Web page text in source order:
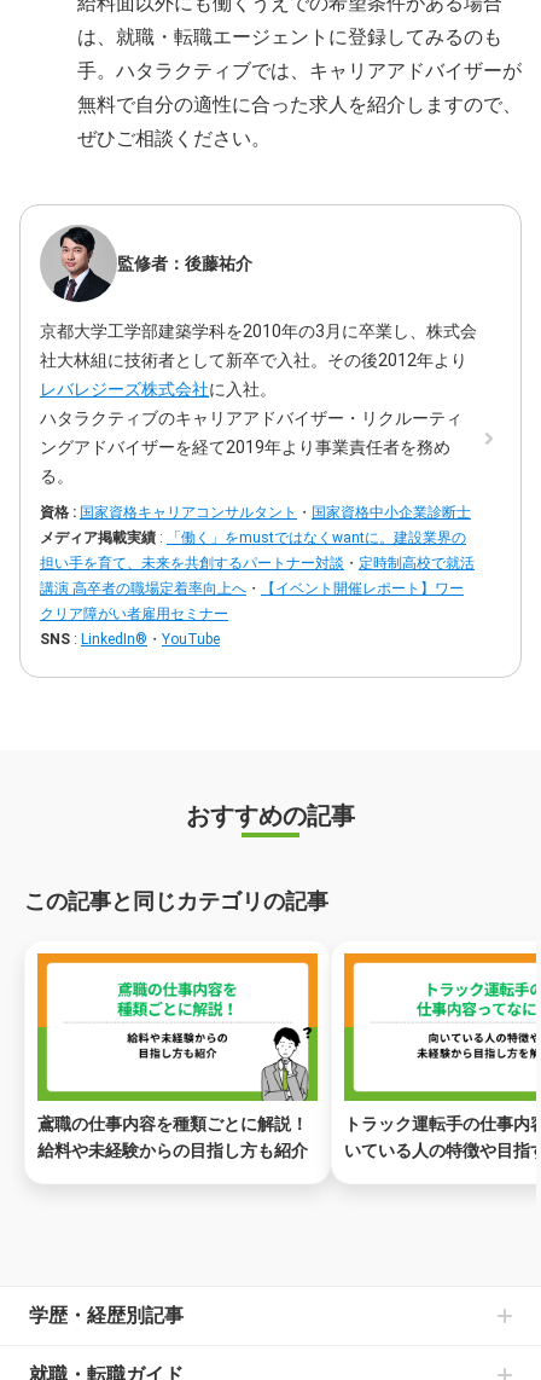
は、就職・転職エージェントに登録してみるのも
手。ハタラクティブでは、キャリアアドバイザーが
無料で自分の適性に合った求人を紹介しますので、
ぜひご相談ください。
監修者：後藤祐介
京都大学工学部建築学科を2010年の3月に卒業し、株式会
社大林組に技術者として新卒で入社。その後2012年より
レバレジーズ株式会社に入社。
ハタラクティブのキャリアアドバイザー・リクルーティ
ングアドバイザーを経て2019年より事業責任者を務め
る。
資格 : 国家資格キャリアコンサルタント ・ 国家資格中小企業診断士
メディア掲載実績 :
「働く」をmustではなくwantに。建設業界の
担い手を育て、未来を共創するパートナー対談 ・ 定時制高校で就活
講演 高卒者の職場定着率向上へ ・
【イベント開催レポート】ワー
クリア障がい者雇用セミナー
SNS : LinkedIn® ・ YouTube
おすすめの記事
この記事と同じカテゴリの記事
鳶職の仕事内容を種類ごとに解説！
給料や未経験からの目指し方も紹介
トラック運転手の仕事内
いている人の特徴や目指
学歴・経歴別記事
中卒からの就職の記事一覧
就職・転職ガイド